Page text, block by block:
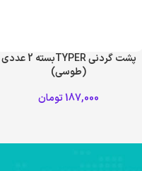
پشت گردنی TYPERبسته 2 عددی
(طوسی)
187,000تومان